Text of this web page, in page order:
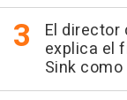
El director
explica el
Sink como